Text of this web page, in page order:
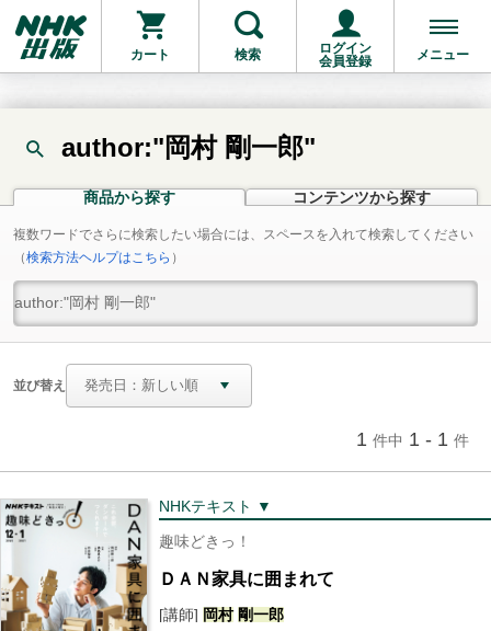
カート 検索
ログイン
会員登録
メニュー
author:"岡村 剛一郎"
商品から探す コンテンツから探す
複数ワードでさらに検索したい場合には、スペースを入れて検索してください
（検索方法ヘルプはこちら ）
並び替え
1 件中 1 - 1 件
NHKテキスト ▼
趣味どきっ！
ＤＡＮ家具に囲まれて
[講師] 岡村 剛一郎